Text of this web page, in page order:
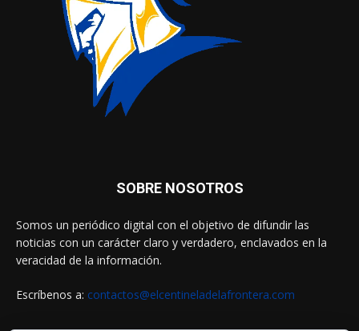
SOBRE NOSOTROS
Somos un periódico digital con el objetivo de difundir las
noticias con un carácter claro y verdadero, enclavados en la
veracidad de la información.
Escríbenos a: contactos@elcentineladelafrontera.com